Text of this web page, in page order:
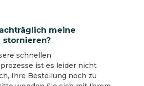
meine
stornieren?
schnellen
ist es leider nicht
Ihre Bestellung noch zu